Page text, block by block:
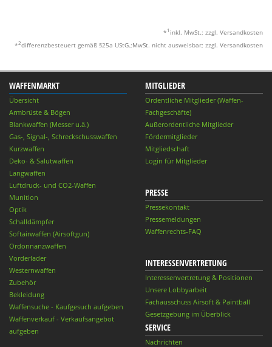
* 1 inkl. MwSt.; zzgl. Versandkosten
*2differenzbesteuert gemäß §25a UStG.;MwSt. nicht ausweisbar; zzgl. Versandkosten
WAFFENMARKT
Übersicht
Armbrüste & Bögen
Blankwaffen (Messer u.ä.)
Gas-, Signal-, Schreckschusswaffen
Kurzwaffen
Deko- & Salutwaffen
Langwaffen
Luftdruck- und CO2-Waffen
Munition
Optik
Schalldämpfer
Softairwaffen (Airsoftgun)
Ordonnanzwaffen
Vorderlader
Westernwaffen
Zubehör
Bekleidung
Waffensuche - Kaufgesuch aufgeben
Waffenverkauf - Verkaufsangebot
aufgeben
MITGLIEDER
Ordentliche Mitglieder (Waffen-
Fachgeschäfte)
Außerordentliche Mitglieder
Fördermitglieder
Mitgliedschaft
Login für Mitglieder
PRESSE
Pressekontakt
Pressemeldungen
Waffenrechts-FAQ
INTERESSENVERTRETUNG
Interessenvertretung & Positionen
Unsere Lobbyarbeit
Fachausschuss Airsoft & Paintball
Gesetzgebung im Überblick
SERVICE
Nachrichten